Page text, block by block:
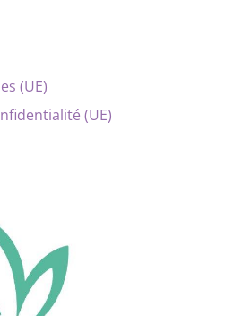
(UE)
(UE)